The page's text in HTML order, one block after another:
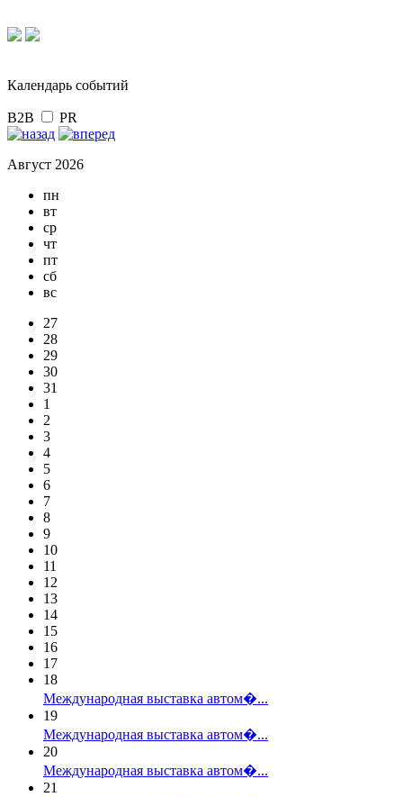
Календарь событий
B2B PR
Август 2026
пн
вт
ср
чт
пт
сб
вс
27
28
29
30
31
1
2
3
4
5
6
7
8
9
10
11
12
13
14
15
16
17
18
Международная выставка автом�...
19
Международная выставка автом�...
20
Международная выставка автом�...
21